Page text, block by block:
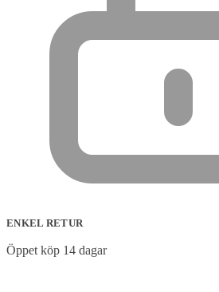
ENKEL RETUR
Öppet köp 14 dagar